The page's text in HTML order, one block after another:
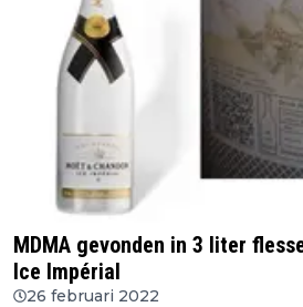
MDMA gevonden in 3 liter
Ice Impérial
26 februari 2022